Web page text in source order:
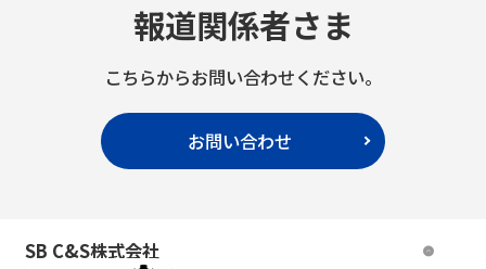
報道関係者さま
こちらからお問い合わせください。
お問い合わせ
SB C&S株式会社